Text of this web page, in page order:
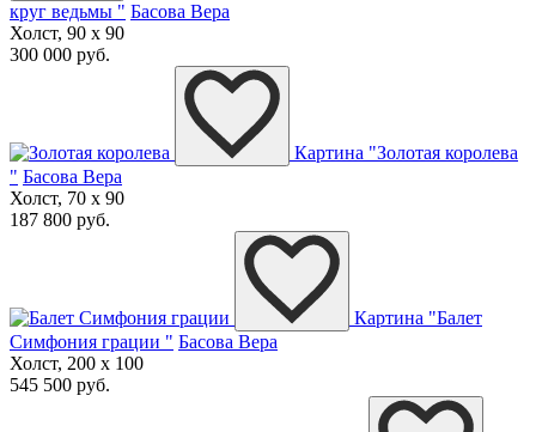
круг ведьмы " Басова Вера
Холст, 90 x 90
300 000 руб.
Картина "Золотая королева
" Басова Вера
Холст, 70 x 90
187 800 руб.
Картина "Балет
Симфония грации " Басова Вера
Холст, 200 x 100
545 500 руб.